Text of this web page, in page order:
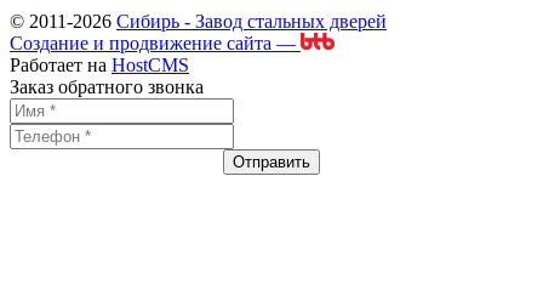
© 2011-2026 Сибирь - Завод стальных дверей
Создание и продвижение сайта —
Работает на HostCMS
Заказ обратного звонка
Отправить